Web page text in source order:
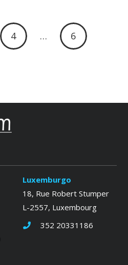
4 … 6
Luxemburgo
18, Rue Robert Stumper
L-2557, Luxembourg
352 20331186